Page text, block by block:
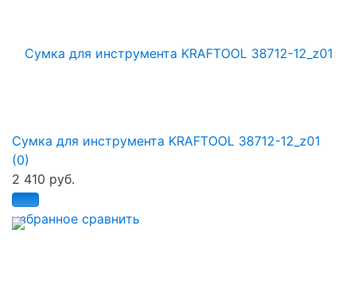
избранное сравнить
Сумка для инструмента KRAFTOOL 38712-12_z01
(0)
2 410 руб.